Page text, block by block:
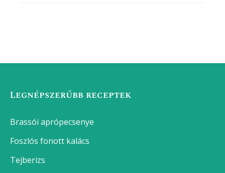
Legnépszerűbb receptek
Brassói aprópecsenye
Foszlós fonott kalács
Tejberizs